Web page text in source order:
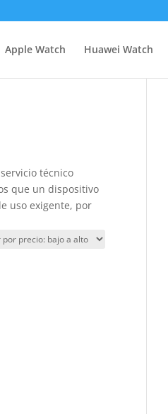
Apple Watch Huawei Watch
técnico
que un dispositivo
uso exigente, por